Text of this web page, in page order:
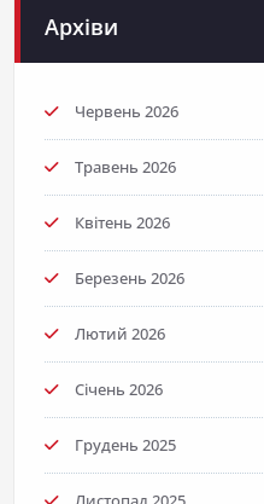
Архіви
Червень 2026
Травень 2026
Квітень 2026
Березень 2026
Лютий 2026
Січень 2026
Грудень 2025